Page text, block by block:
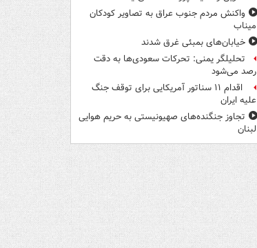
واکنش مردم جنوب عراق به تصاویر کودکان
میناب
خیابان‌های بمبئی غرق شدند
تحلیلگر یمنی: تحرکات سعودی‌ها به دقت
رصد می‌شود
اقدام ۱۱ سناتور آمریکایی برای توقف جنگ
علیه ایران
تجاوز جنگنده‌های صهیونیستی به حریم هوایی
لبنان